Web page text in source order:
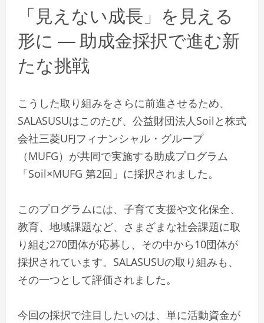
「見えない成長」を見える
形に ― 助成金採択で進む新
たな挑戦
こうした取り組みをさらに前進させるため、
SALASUSUはこのたび、公益財団法人Soilと株式
会社三菱UFJフィナンシャル・グループ
（MUFG）が共同で実施する助成プログラム
「Soil×MUFG 第2回」に採択されました。
このプログラムには、子育て支援や文化保全、
教育、地域課題など、さまざまな社会課題に取
り組む270団体が応募し、その中から10団体が
採択されています。SALASUSUの取り組みも、
その一つとして評価されました。
今回の採択で注目したいのは、単に活動資金が